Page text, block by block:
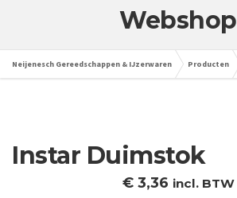
Webshop
Neijenesch Gereedschappen & IJzerwaren Producten
Instar Duimstok
€3,36 incl. BTW